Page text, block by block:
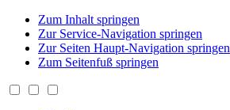
Zum Inhalt springen
Zur Service-Navigation springen
Zur Seiten Haupt-Navigation springen
Zum Seitenfuß springen